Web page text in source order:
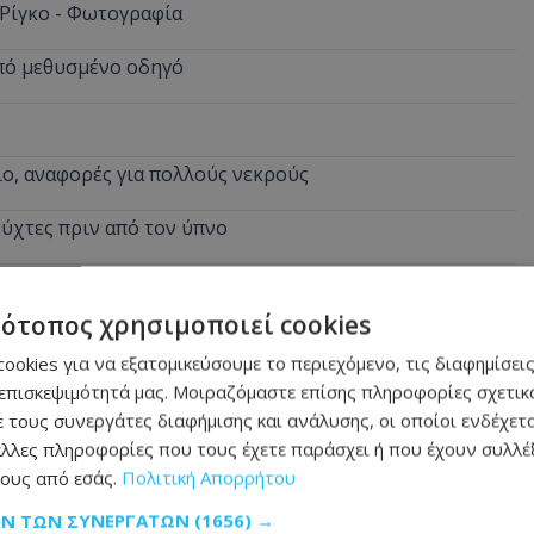
- Φωτογραφία
μεθυσμένο οδηγό
αναφορές για πολλούς νεκρούς
πριν από τον ύπνο
χρησιμοποιεί cookies
για να εξατομικεύσουμε το περιεχόμενο, τις
μας. Μοιραζόμαστε επίσης πληροφορίες
συνεργάτες διαφήμισης και ανάλυσης, οι οποίοι
πληροφορίες που τους έχετε παράσχει ή που έχουν
από εσάς. Πολιτική Απορρήτου
ΤΩΝ ΣΥΝΕΡΓΑΤΏΝ (1656) →